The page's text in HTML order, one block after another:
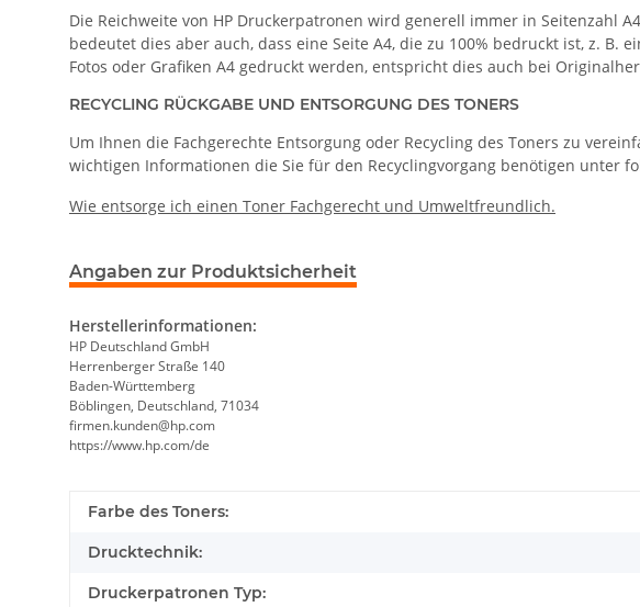
Die Reichweite von HP Druckerpatronen wird generell immer in Seitenzahl
bedeutet dies aber auch, dass eine Seite A4, die zu 100% bedruckt ist, z. B.
Fotos oder Grafiken A4 gedruckt werden, entspricht dies auch bei
RECYCLING RÜCKGABE UND ENTSORGUNG DES TONERS
Um Ihnen die Fachgerechte Entsorgung oder Recycling des Toners zu
wichtigen Informationen die Sie für den Recyclingvorgang benötigen unter
Wie entsorge ich einen Toner Fachgerecht und Umweltfreundlich.
Angaben zur Produktsicherheit
Herstellerinformationen:
HP Deutschland GmbH
Herrenberger Straße 140
Baden-Württemberg
Böblingen, Deutschland, 71034
firmen.kunden@hp.com
https://www.hp.com/de
Farbe des Toners:
Drucktechnik:
Druckerpatronen Typ: